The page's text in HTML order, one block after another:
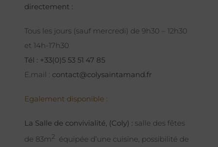
directement :
Tous les jours (sauf mercredi) de 9h30 – 12h30
et 14h-17h30
Tél : +33(0)5 53 51 47 85
E.mail : contact@colysaintamand.fr
Egalement disponible :
La Salle de convivialité, (Coly) : salle des fêtes
de 83m2
équipée d’une cuisine, possibilité de